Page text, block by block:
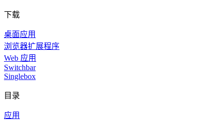
下载
桌面应用
浏览器扩展程序
Web 应用
Switchbar
Singlebox
目录
应用